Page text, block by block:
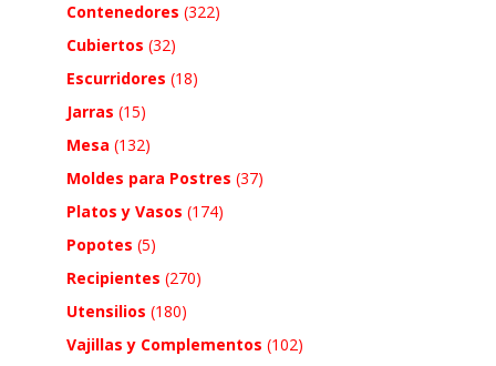
Contenedores (322)
Cubiertos (32)
Escurridores (18)
Jarras (15)
Mesa (132)
Moldes para Postres (37)
Platos y Vasos (174)
Popotes (5)
Recipientes (270)
Utensilios (180)
Vajillas y Complementos (102)